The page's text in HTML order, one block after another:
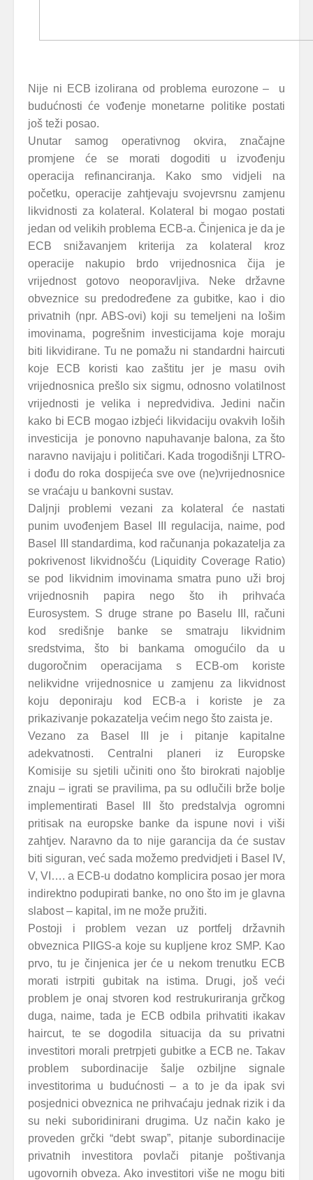
Nije ni ECB izolirana od problema eurozone – u
budućnosti će vođenje monetarne politike postati
još teži posao.
Unutar samog operativnog okvira, značajne
promjene će se morati dogoditi u izvođenju
operacija refinanciranja. Kako smo vidjeli na
početku, operacije zahtjevaju svojevrsnu zamjenu
likvidnosti za kolateral. Kolateral bi mogao postati
jedan od velikih problema ECB-a. Činjenica je da je
ECB snižavanjem kriterija za kolateral kroz
operacije nakupio brdo vrijednosnica čija je
vrijednost gotovo neoporavljiva. Neke državne
obveznice su predodređene za gubitke, kao i dio
privatnih (npr. ABS-ovi) koji su temeljeni na lošim
imovinama, pogrešnim investicijama koje moraju
biti likvidirane. Tu ne pomažu ni standardni haircuti
koje ECB koristi kao zaštitu jer je masu ovih
vrijednosnica prešlo six sigmu, odnosno volatilnost
vrijednosti je velika i nepredvidiva. Jedini način
kako bi ECB mogao izbjeći likvidaciju ovakvih loših
investicija je ponovno napuhavanje balona, za što
naravno navijaju i političari. Kada trogodišnji LTRO-
i dođu do roka dospijeća sve ove (ne)vrijednosnice
se vraćaju u bankovni sustav.
Daljnji problemi vezani za kolateral će nastati
punim uvođenjem Basel III regulacija, naime, pod
Basel III standardima, kod računanja pokazatelja za
pokrivenost likvidnošću (Liquidity Coverage Ratio)
se pod likvidnim imovinama smatra puno uži broj
vrijednosnih papira nego što ih prihvaća
Eurosystem. S druge strane po Baselu III, računi
kod središnje banke se smatraju likvidnim
sredstvima, što bi bankama omogućilo da u
dugoročnim operacijama s ECB-om koriste
nelikvidne vrijednosnice u zamjenu za likvidnost
koju deponiraju kod ECB-a i koriste je za
prikazivanje pokazatelja većim nego što zaista je.
Vezano za Basel III je i pitanje kapitalne
adekvatnosti. Centralni planeri iz Europske
Komisije su sjetili učiniti ono što birokrati najoblje
znaju – igrati se pravilima, pa su odlučili brže bolje
implementirati Basel III što predstalvja ogromni
pritisak na europske banke da ispune novi i viši
zahtjev. Naravno da to nije garancija da će sustav
biti siguran, već sada možemo predvidjeti i Basel IV,
V, VI…. a ECB-u dodatno komplicira posao jer mora
indirektno podupirati banke, no ono što im je glavna
slabost – kapital, im ne može pružiti.
Postoji i problem vezan uz portfelj državnih
obveznica PIIGS-a koje su kupljene kroz SMP. Kao
prvo, tu je činjenica jer će u nekom trenutku ECB
morati istrpiti gubitak na istima. Drugi, još veći
problem je onaj stvoren kod restrukuriranja grčkog
duga, naime, tada je ECB odbila prihvatiti ikakav
haircut, te se dogodila situacija da su privatni
investitori morali pretrpjeti gubitke a ECB ne. Takav
problem subordinacije šalje ozbiljne signale
investitorima u budućnosti – a to je da ipak svi
posjednici obveznica ne prihvaćaju jednak rizik i da
su neki suboridinirani drugima. Uz način kako je
proveden grčki “debt swap”, pitanje subordinacije
privatnih investitora povlači pitanje poštivanja
ugovornih obveza. Ako investitori više ne mogu biti